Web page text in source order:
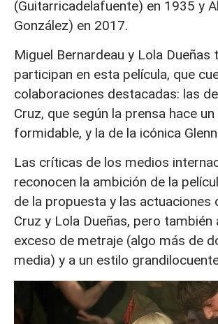
(Guitarricadelafuente) en 1935 y
González) en 2017.
Miguel Bernardeau y Lola Dueñas
participan en esta película, que
colaboraciones destacadas: las
Cruz, que según la prensa hace
formidable, y la de la icónica
Las críticas de los medios
reconocen la ambición de la
de la propuesta y las actuaciones
Cruz y Lola Dueñas, pero también
exceso de metraje (algo más de
media) y a un estilo